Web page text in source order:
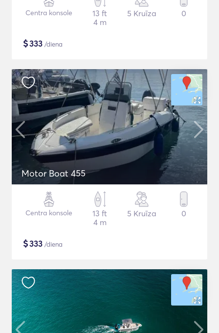
Centra konsole
13 ft
4 m
5 Kruīza 0
$333 /diena
Motor Boat 455
Centra konsole
13 ft
4 m
5 Kruīza 0
$333 /diena